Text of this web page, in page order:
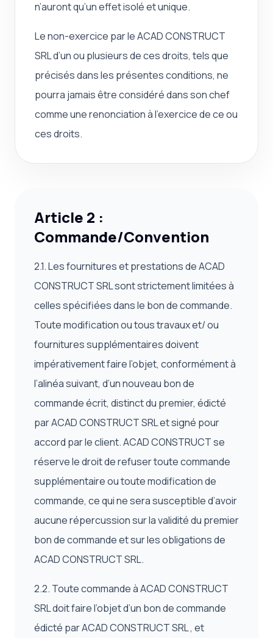
n’auront qu’un effet isolé et unique.
Le non-exercice par le ACAD CONSTRUCT
SRL d’un ou plusieurs de ces droits, tels que
précisés dans les présentes conditions, ne
pourra jamais être considéré dans son chef
comme une renonciation à l’exercice de ce ou
ces droits.
Article 2 :
Commande/Convention
2.1. Les fournitures et prestations de ACAD
CONSTRUCT SRL sont strictement limitées à
celles spécifiées dans le bon de commande.
Toute modification ou tous travaux et/ ou
fournitures supplémentaires doivent
impérativement faire l’objet, conformément à
l’alinéa suivant, d’un nouveau bon de
commande écrit, distinct du premier, édicté
par ACAD CONSTRUCT SRL et signé pour
accord par le client. ACAD CONSTRUCT se
réserve le droit de refuser toute commande
supplémentaire ou toute modification de
commande, ce qui ne sera susceptible d’avoir
aucune répercussion sur la validité du premier
bon de commande et sur les obligations de
ACAD CONSTRUCT SRL.
2.2. Toute commande à ACAD CONSTRUCT
SRL doit faire l’objet d’un bon de commande
édicté par ACAD CONSTRUCT SRL , et